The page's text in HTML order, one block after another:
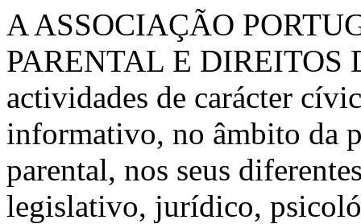
A ASSOCIAÇÃO
PARENTAL E DIREITOS
actividades de carácter
informativo, no âmbito da
parental, nos seus
legislativo, jurídico,